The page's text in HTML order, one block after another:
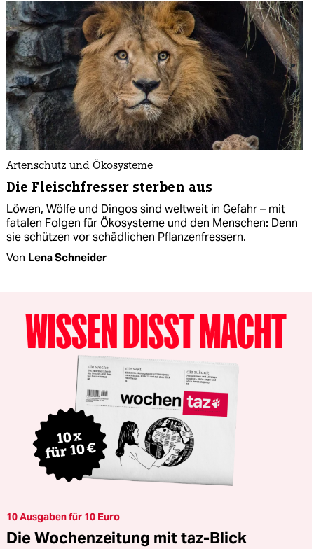
Artenschutz und Ökosysteme
Die Fleischfresser sterben aus
Löwen, Wölfe und Dingos sind weltweit in Gefahr – mit
fatalen Folgen für Ökosysteme und den Menschen: Denn
sie schützen vor schädlichen Pflanzenfressern.
Von Lena Schneider
10 Ausgaben für 10 Euro
Die Wochenzeitung mit taz-Blick